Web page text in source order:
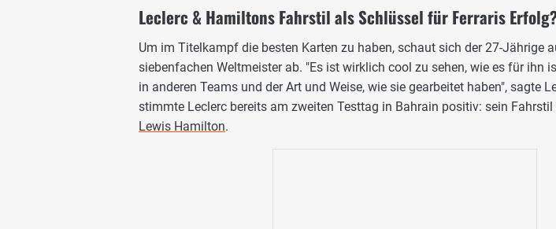
Leclerc & Hamiltons Fahrstil als Schlüssel für Ferraris
Um im Titelkampf die besten Karten zu haben, schaut sich der 27-Jährige
siebenfachen Weltmeister ab. "Es ist wirklich cool zu sehen, wie es für ihn
in anderen Teams und der Art und Weise, wie sie gearbeitet haben", sagte
stimmte Leclerc bereits am zweiten Testtag in Bahrain positiv: sein
Lewis Hamilton.